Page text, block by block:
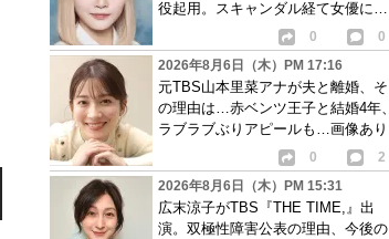
役起用。スキャンダル経て女優に転
0
0
2026年8月6日（木）PM 17:16
元TBS山本里菜アナが夫と離婚、そ
の理由は…赤ベンツ王子と結婚4年、
ラブラブぶりアピールも…画像あり
0
2
2026年8月6日（木）PM 15:31
広末涼子がTBS『THE TIME,』出
演。双極性障害公表の理由、今後の